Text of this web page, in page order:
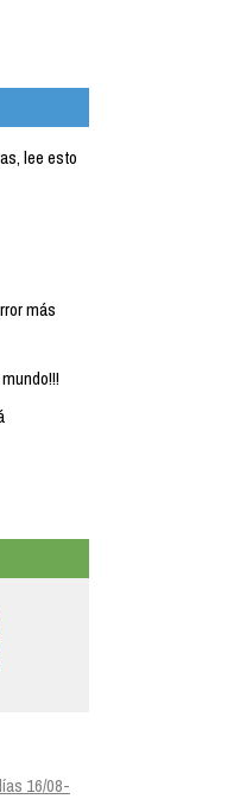
lee esto
más
16/08-